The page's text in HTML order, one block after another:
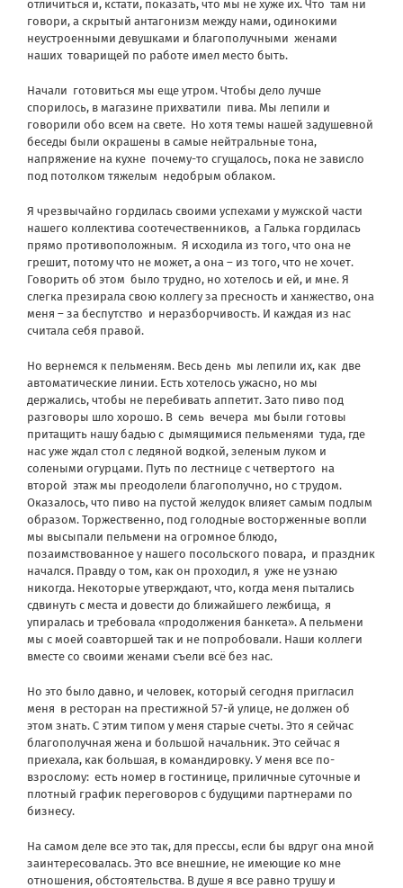
отличиться и, кстати, показать, что мы не хуже их. Что там ни
говори, а скрытый антагонизм между нами, одинокими
неустроенными девушками и благополучными женами
наших товарищей по работе имел место быть.
Начали готовиться мы еще утром. Чтобы дело лучше
спорилось, в магазине прихватили пива. Мы лепили и
говорили обо всем на свете. Но хотя темы нашей задушевной
беседы были окрашены в самые нейтральные тона,
напряжение на кухне почему-то сгущалось, пока не зависло
под потолком тяжелым недобрым облаком.
Я чрезвычайно гордилась своими успехами у мужской части
нашего коллектива соотечественников, а Галька гордилась
прямо противоположным. Я исходила из того, что она не
грешит, потому что не может, а она – из того, что не хочет.
Говорить об этом было трудно, но хотелось и ей, и мне. Я
слегка презирала свою коллегу за пресность и ханжество, она
меня – за беспутство и неразборчивость. И каждая из нас
считала себя правой.
Но вернемся к пельменям. Весь день мы лепили их, как две
автоматические линии. Есть хотелось ужасно, но мы
держались, чтобы не перебивать аппетит. Зато пиво под
разговоры шло хорошо. В семь вечера мы были готовы
притащить нашу бадью с дымящимися пельменями туда, где
нас уже ждал стол с ледяной водкой, зеленым луком и
солеными огурцами. Путь по лестнице с четвертого на
второй этаж мы преодолели благополучно, но с трудом.
Оказалось, что пиво на пустой желудок влияет самым подлым
образом. Торжественно, под голодные восторженные вопли
мы высыпали пельмени на огромное блюдо,
позаимствованное у нашего посольского повара, и праздник
начался. Правду о том, как он проходил, я уже не узнаю
никогда. Некоторые утверждают, что, когда меня пытались
сдвинуть с места и довести до ближайшего лежбища, я
упиралась и требовала «продолжения банкета». А пельмени
мы с моей соавторшей так и не попробовали. Наши коллеги
вместе со своими женами съели всё без нас.
Но это было давно, и человек, который сегодня пригласил
меня в ресторан на престижной 57-й улице, не должен об
этом знать. С этим типом у меня старые счеты. Это я сейчас
благополучная жена и большой начальник. Это сейчас я
приехала, как большая, в командировку. У меня все по-
взрослому: есть номер в гостинице, приличные суточные и
плотный график переговоров с будущими партнерами по
бизнесу.
На самом деле все это так, для прессы, если бы вдруг она мной
заинтересовалась. Это все внешние, не имеющие ко мне
отношения, обстоятельства. В душе я все равно трушу и